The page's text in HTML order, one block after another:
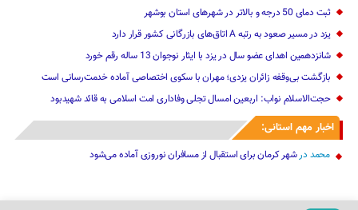
ثبت دمای 50 درجه و بالاتر در شهرهای استان بوشهر
یزد در مسیر صعود به رتبه A اتاق‌های بازرگانی کشور قرار دارد
شانزدهمین اهدای عضو سال در یزد با ایثار نوجوان 13 ساله رقم خورد
بازگشت بی‌وقفه زائران یزدی؛ مهران با سکوی اختصاصی آماده خدمت‌رسانی است
حجت‌الاسلام نواب: اربعین امسال تجلی وفاداری امت اسلامی به قائد شهیدبود
اخبار مهم استانی:
محمد درشهر کرمان برای استقبال از مسافران نوروزی آماده می‌شود